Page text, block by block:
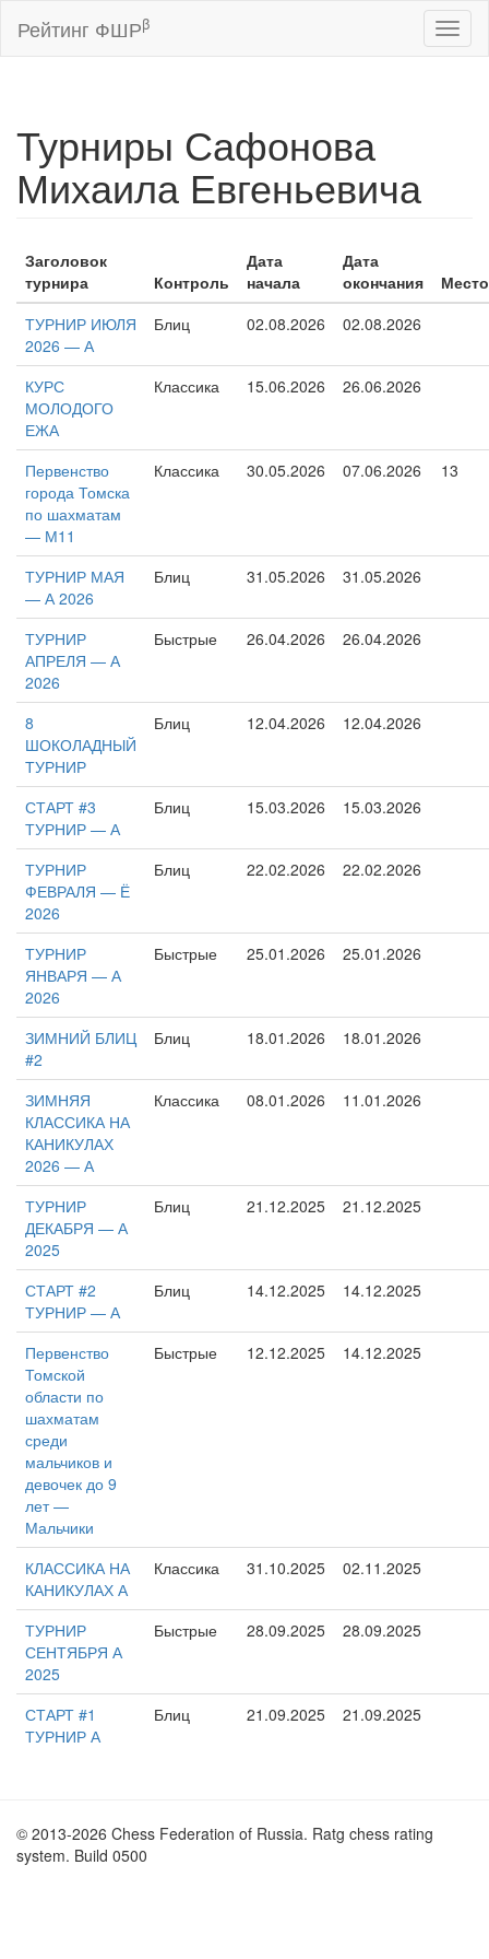
Рейтинг ФШРβ
Турниры Сафонова
Михаила Евгеньевича
Заголовок
турнира
Контроль
Дата
начала
Дата
окончания
Место
ТУРНИР ИЮЛЯ
2026 — А
Блиц 02.08.2026 02.08.2026
КУРС
МОЛОДОГО
ЕЖА
Классика 15.06.2026 26.06.2026
Первенство
города Томска
по шахматам
— М11
Классика 30.05.2026 07.06.2026 13
ТУРНИР МАЯ
— А 2026
Блиц 31.05.2026 31.05.2026
ТУРНИР
АПРЕЛЯ — А
2026
Быстрые 26.04.2026 26.04.2026
8
ШОКОЛАДНЫЙ
ТУРНИР
Блиц 12.04.2026 12.04.2026
СТАРТ #3
ТУРНИР — А
Блиц 15.03.2026 15.03.2026
ТУРНИР
ФЕВРАЛЯ — Ё
2026
Блиц 22.02.2026 22.02.2026
ТУРНИР
ЯНВАРЯ — А
2026
Быстрые 25.01.2026 25.01.2026
ЗИМНИЙ БЛИЦ
#2
Блиц 18.01.2026 18.01.2026
ЗИМНЯЯ
КЛАССИКА НА
КАНИКУЛАХ
2026 — А
Классика 08.01.2026 11.01.2026
ТУРНИР
ДЕКАБРЯ — А
2025
Блиц 21.12.2025 21.12.2025
СТАРТ #2
ТУРНИР — А
Блиц 14.12.2025 14.12.2025
Первенство
Томской
области по
шахматам
среди
мальчиков и
девочек до 9
лет —
Мальчики
Быстрые 12.12.2025 14.12.2025
КЛАССИКА НА
КАНИКУЛАХ А
Классика 31.10.2025 02.11.2025
ТУРНИР
СЕНТЯБРЯ А
2025
Быстрые 28.09.2025 28.09.2025
СТАРТ #1
ТУРНИР А
Блиц 21.09.2025 21.09.2025
© 2013-2026 Chess Federation of Russia. Ratg chess rating
system. Build 0500